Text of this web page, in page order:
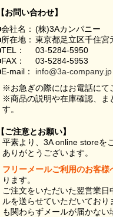
【お問い合わせ】
社名： (株)3Aカンパニー
在地： 東京都足立区千住
：
03-5284-5950
：
03-5284-5953
mail：
info@3a-company.jp
※お急ぎの際にはお電話にて
※商品の説明や在庫確認、ま
す。
【ご注意とお願い】
平素より、3A online storeを
ありがとうございます。
フリーメールご利用のお客様
ります。
ご注文をいただいた翌営業
ルを送らせていただいてお
も関わらずメールが届かない